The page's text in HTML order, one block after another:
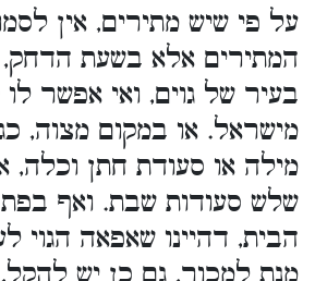
על פי שיש מתירים, אין
המתירים אלא בשעת הדחק,
בעיר של גוים, ואי אפשר
מישראל. או במקום מצוה,
מילה או סעודת חתן וכלה,
שלש סעודות שבת. ואף
הבית, דהיינו שאפאה הגוי